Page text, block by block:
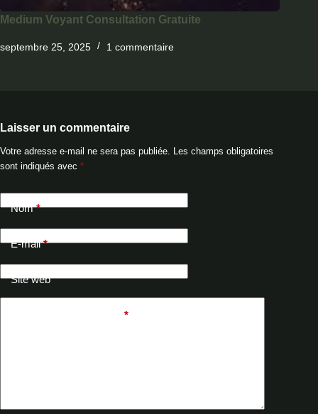
Medium Voyant Consultation Gratuite
septembre 25, 2025 1 commentaire
Laisser un commentaire
Votre adresse e-mail ne sera pas publiée. Les champs obligatoires
sont indiqués avec *
Nom*
E-mail*
Site web
*